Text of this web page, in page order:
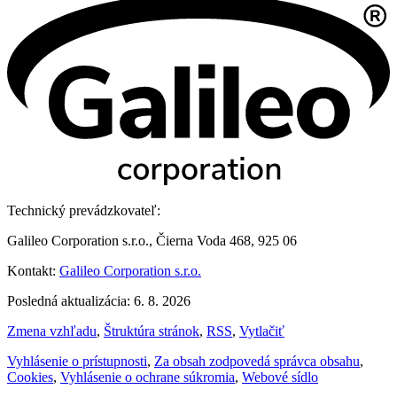
Technický prevádzkovateľ:
Galileo Corporation s.r.o., Čierna Voda 468, 925 06
Kontakt: Galileo Corporation s.r.o.
Posledná aktualizácia: 6. 8. 2026
Zmena vzhľadu, Štruktúra stránok, RSS, Vytlačiť
Vyhlásenie o prístupnosti, Za obsah zodpovedá správca obsahu,
Cookies, Vyhlásenie o ochrane súkromia, Webové sídlo